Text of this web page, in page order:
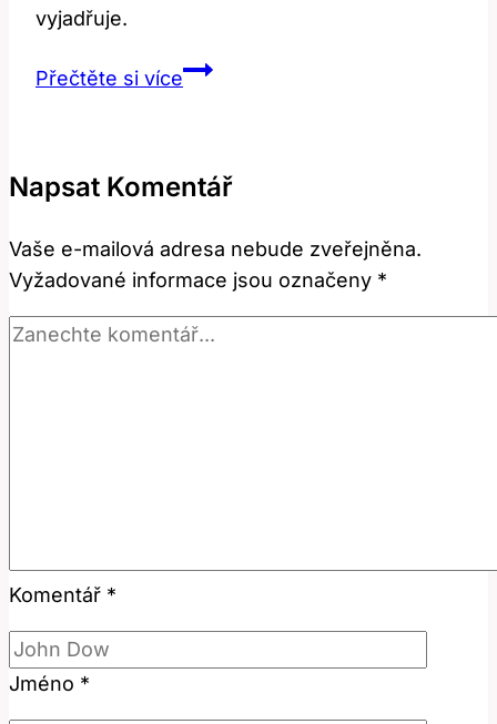
vyjadřuje.
Přečtěte si víceStroj
znamená
Napsat Komentář
Vaše e-mailová adresa nebude zveřejněna.
Vyžadované informace jsou označeny *
Komentář *
Jméno *